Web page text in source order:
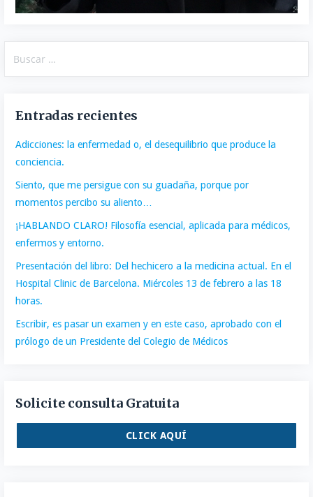
Entradas recientes
Adicciones: la enfermedad o, el desequilibrio que produce la
conciencia.
Siento, que me persigue con su guadaña, porque por
momentos percibo su aliento…
¡HABLANDO CLARO! Filosofía esencial, aplicada para médicos,
enfermos y entorno.
Presentación del libro: Del hechicero a la medicina actual. En el
Hospital Clinic de Barcelona. Miércoles 13 de febrero a las 18
horas.
Escribir, es pasar un examen y en este caso, aprobado con el
prólogo de un Presidente del Colegio de Médicos
Solicite consulta Gratuita
CLICK AQUÍ